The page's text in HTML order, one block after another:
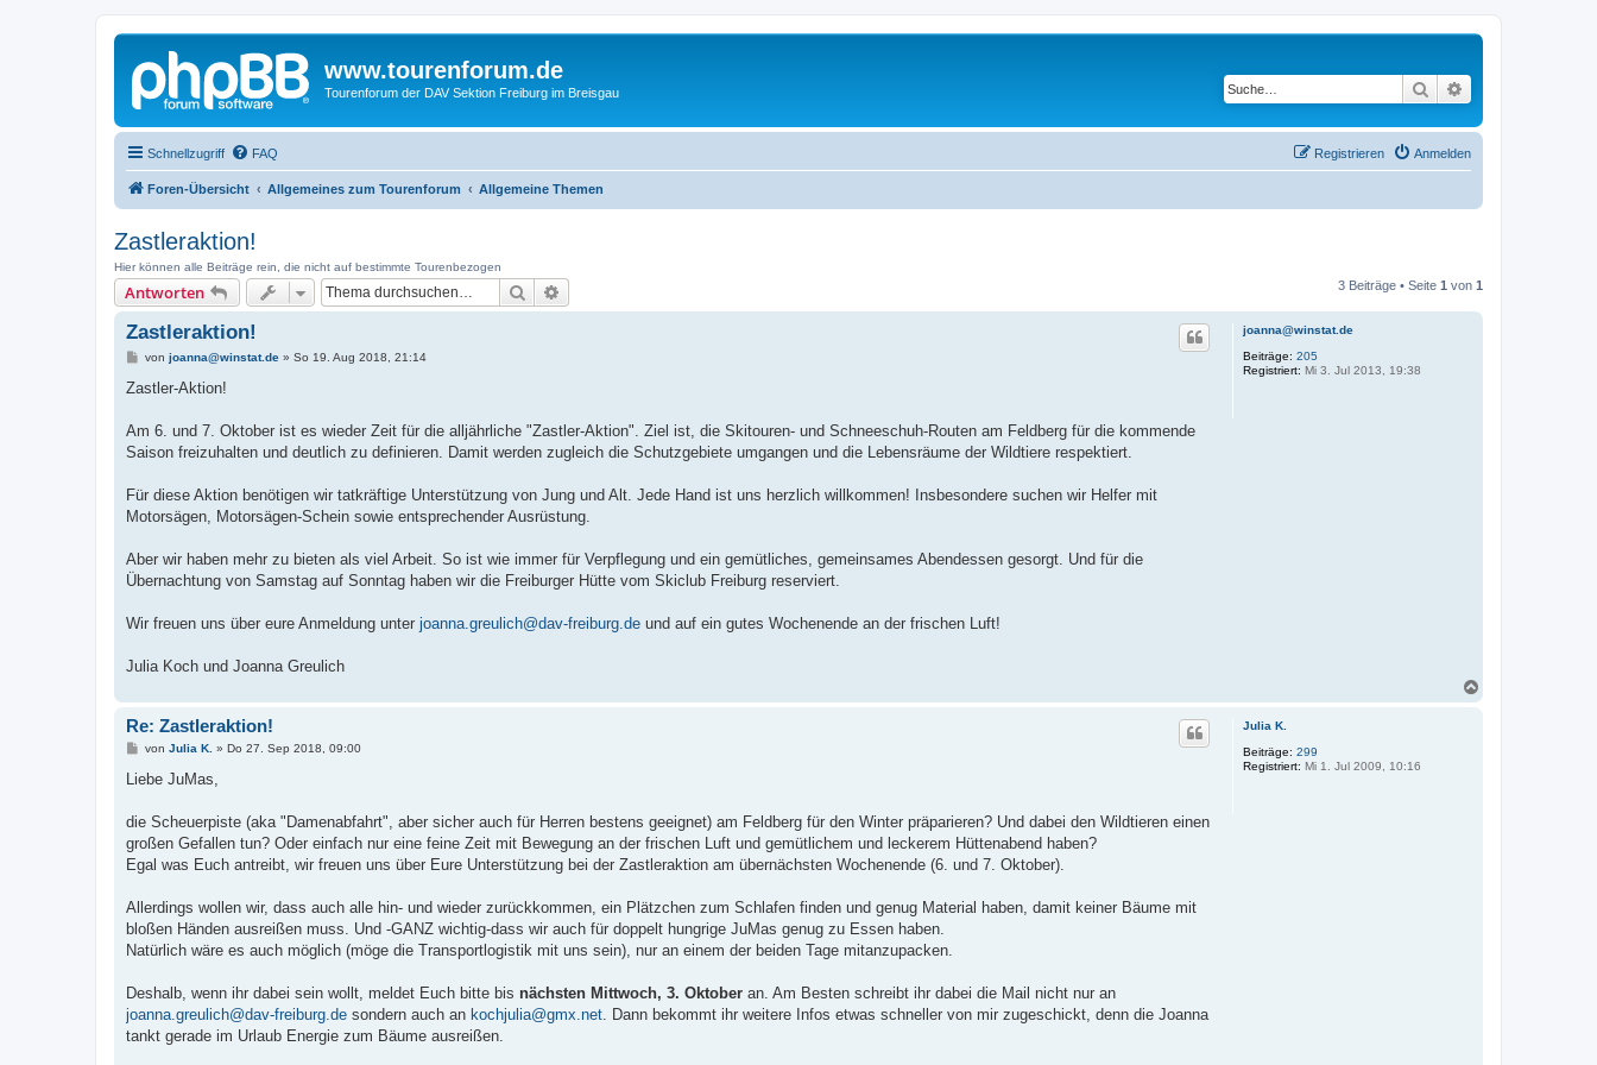
www.tourenforum.de
Tourenforum der DAV Sektion Freiburg im Breisgau Suche
Schnellzugriff FAQ Anmelden
Registrieren
Foren-Übersicht Allgemeines zum Tourenforum Allgemeine Themen
Zastleraktion!
Hier können alle Beiträge rein, die nicht auf bestimmte Tourenbezogen
Antworten Suche 3 Beiträge • Seite 1 von 1
joanna@winstat.de
Beiträge: 205
Registriert: Mi 3. Jul 2013, 19:38
Zastleraktion!
B
i
a
von joanna@winstat.de» So 19. Aug 2018, 21:14
Zastler-Aktion!
Am 6. und 7. Oktober ist es wieder Zeit für die alljährliche "Zastler-Aktion". Ziel ist, die Skitouren- und Schneeschuh-Routen am Feldberg für die kommende
Saison freizuhalten und deutlich zu definieren. Damit werden zugleich die Schutzgebiete umgangen und die Lebensräume der Wildtiere respektiert.
Für diese Aktion benötigen wir tatkräftige Unterstützung von Jung und Alt. Jede Hand ist uns herzlich willkommen! Insbesondere suchen wir Helfer mit
Motorsägen, Motorsägen-Schein sowie entsprechender Ausrüstung.
Aber wir haben mehr zu bieten als viel Arbeit. So ist wie immer für Verpflegung und ein gemütliches, gemeinsames Abendessen gesorgt. Und für die
Übernachtung von Samstag auf Sonntag haben wir die Freiburger Hütte vom Skiclub Freiburg reserviert.
Wir freuen uns über eure Anmeldung unter joanna.greulich@dav-freiburg.de und auf ein gutes Wochenende an der frischen Luft!
Julia Koch und Joanna Greulich
Julia K.
Beiträge: 299
Registriert: Mi 1. Jul 2009, 10:16
Re: Zastleraktion!
B
i
a
von Julia K. » Do 27. Sep 2018, 09:00
Liebe JuMas,
die Scheuerpiste (aka "Damenabfahrt", aber sicher auch für Herren bestens geeignet) am Feldberg für den Winter präparieren? Und dabei den Wildtieren einen
großen Gefallen tun? Oder einfach nur eine feine Zeit mit Bewegung an der frischen Luft und gemütlichem und leckerem Hüttenabend haben?
Egal was Euch antreibt, wir freuen uns über Eure Unterstützung bei der Zastleraktion am übernächsten Wochenende (6. und 7. Oktober).
Allerdings wollen wir, dass auch alle hin- und wieder zurückkommen, ein Plätzchen zum Schlafen finden und genug Material haben, damit keiner Bäume mit
bloßen Händen ausreißen muss. Und -GANZ wichtig-dass wir auch für doppelt hungrige JuMas genug zu Essen haben.
Natürlich wäre es auch möglich (möge die Transportlogistik mit uns sein), nur an einem der beiden Tage mitanzupacken.
Deshalb, wenn ihr dabei sein wollt, meldet Euch bitte bis nächsten Mittwoch, 3. Oktober an. Am Besten schreibt ihr dabei die Mail nicht nur an
joanna.greulich@dav-freiburg.de sondern auch an kochjulia@gmx.net. Dann bekommt ihr weitere Infos etwas schneller von mir zugeschickt, denn die Joanna
tankt gerade im Urlaub Energie zum Bäume ausreißen.